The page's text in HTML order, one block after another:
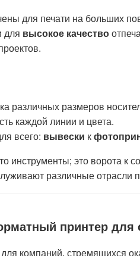
для печати на больших
для высокое качество
различных размеров
каждой линии и цвета.
всего: вывески к
это ворота к
различные отрасли
принтер для
компаний, стремящихся